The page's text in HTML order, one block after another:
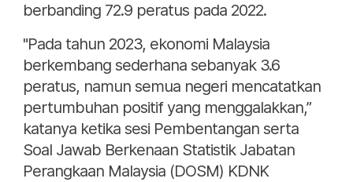
berbanding 72.9 peratus pada 2022.
"Pada tahun 2023, ekonomi Malaysia
berkembang sederhana sebanyak 3.6
peratus, namun semua negeri mencatatkan
pertumbuhan positif yang menggalakkan,”
katanya ketika sesi Pembentangan serta
Soal Jawab Berkenaan Statistik Jabatan
Perangkaan Malaysia (DOSM) KDNK